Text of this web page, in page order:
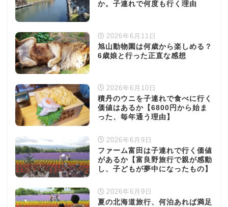
か。子連れで何度も行く理由
2026年6月11日
旭山動物園は何歳から楽しめる？
6歳娘と行った正直な感想
2026年6月10日
積丹のウニを子連れで食べに行く
価値はあるか【6800円から始ま
った、毎年通う理由】
2026年6月9日
ファーム富田は子連れで行く価値
があるか【富良野旅行で親が感動
し、子どもが夢中になったもの】
2026年6月9日
夏の北海道旅行、何泊あれば満足